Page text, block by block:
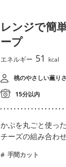
レンジで簡
ープ
エネルギー 51 kcal
桃のやさしい薫り
15分以内
かぶを丸ごと使っ
チーズの組み合わ
手間カット